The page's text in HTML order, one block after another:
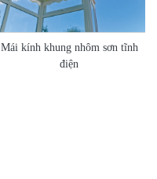
Mái kính khung nhôm sơn tĩnh
điện